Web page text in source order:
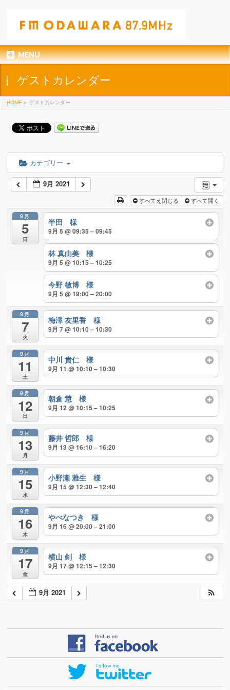
MENU
ゲストカレンダー
HOME » ゲストカレンダー
カテゴリー
9月 2021
すべてえ閉じる すべて開く
9月
5
日
半田 様
9月 5 @ 09:35 – 09:45
林 真由美 様
9月 5 @ 10:15 – 10:25
今野 敏博 様
9月 5 @ 19:00 – 20:00
9月
7
火
梅澤 友里香 様
9月 7 @ 10:10 – 10:30
9月
11
土
中川 貴仁 様
9月 11 @ 10:10 – 10:30
9月
12
日
朝倉 慧 様
9月 12 @ 10:15 – 10:25
9月
13
月
藤井 哲郎 様
9月 13 @ 16:10 – 16:20
9月
15
水
小野瀬 雅生 様
9月 15 @ 12:30 – 12:40
9月
16
木
やべなつき 様
9月 16 @ 20:00 – 21:00
9月
17
金
横山 剣 様
9月 17 @ 12:15 – 12:30
9月 2021